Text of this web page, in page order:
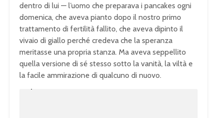
dentro di lui — l’uomo che preparava i pancakes ogni
domenica, che aveva pianto dopo il nostro primo
trattamento di fertilità fallito, che aveva dipinto il
vivaio di giallo perché credeva che la speranza
meritasse una propria stanza. Ma aveva seppellito
quella versione di sé stesso sotto la vanità, la viltà e
la facile ammirazione di qualcuno di nuovo.